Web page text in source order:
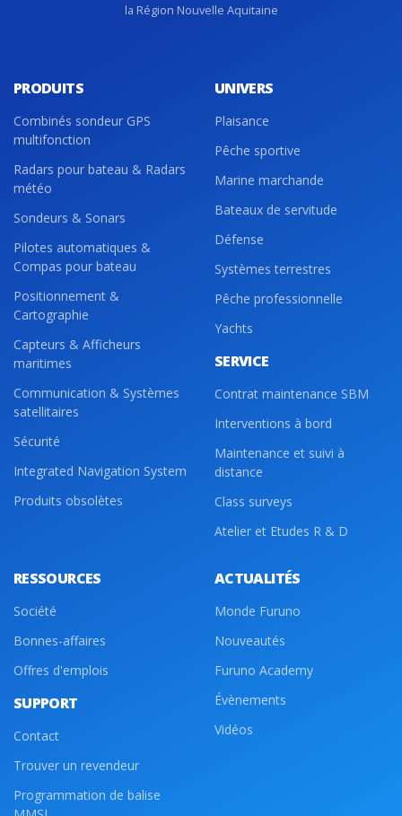
la Région Nouvelle Aquitaine
PRODUITS
Combinés sondeur GPS
multifonction
Radars pour bateau & Radars
météo
Sondeurs & Sonars
Pilotes automatiques &
Compas pour bateau
Positionnement &
Cartographie
Capteurs & Afficheurs
maritimes
Communication & Systèmes
satellitaires
Sécurité
Integrated Navigation System
Produits obsolètes
UNIVERS
Plaisance
Pêche sportive
Marine marchande
Bateaux de servitude
Défense
Systèmes terrestres
Pêche professionnelle
Yachts
SERVICE
Contrat maintenance SBM
Interventions à bord
Maintenance et suivi à
distance
Class surveys
Atelier et Etudes R & D
RESSOURCES
Société
Bonnes-affaires
Offres d'emplois
SUPPORT
Contact
Trouver un revendeur
Programmation de balise
ACTUALITÉS
Monde Furuno
Nouveautés
Furuno Academy
Évènements
Vidéos